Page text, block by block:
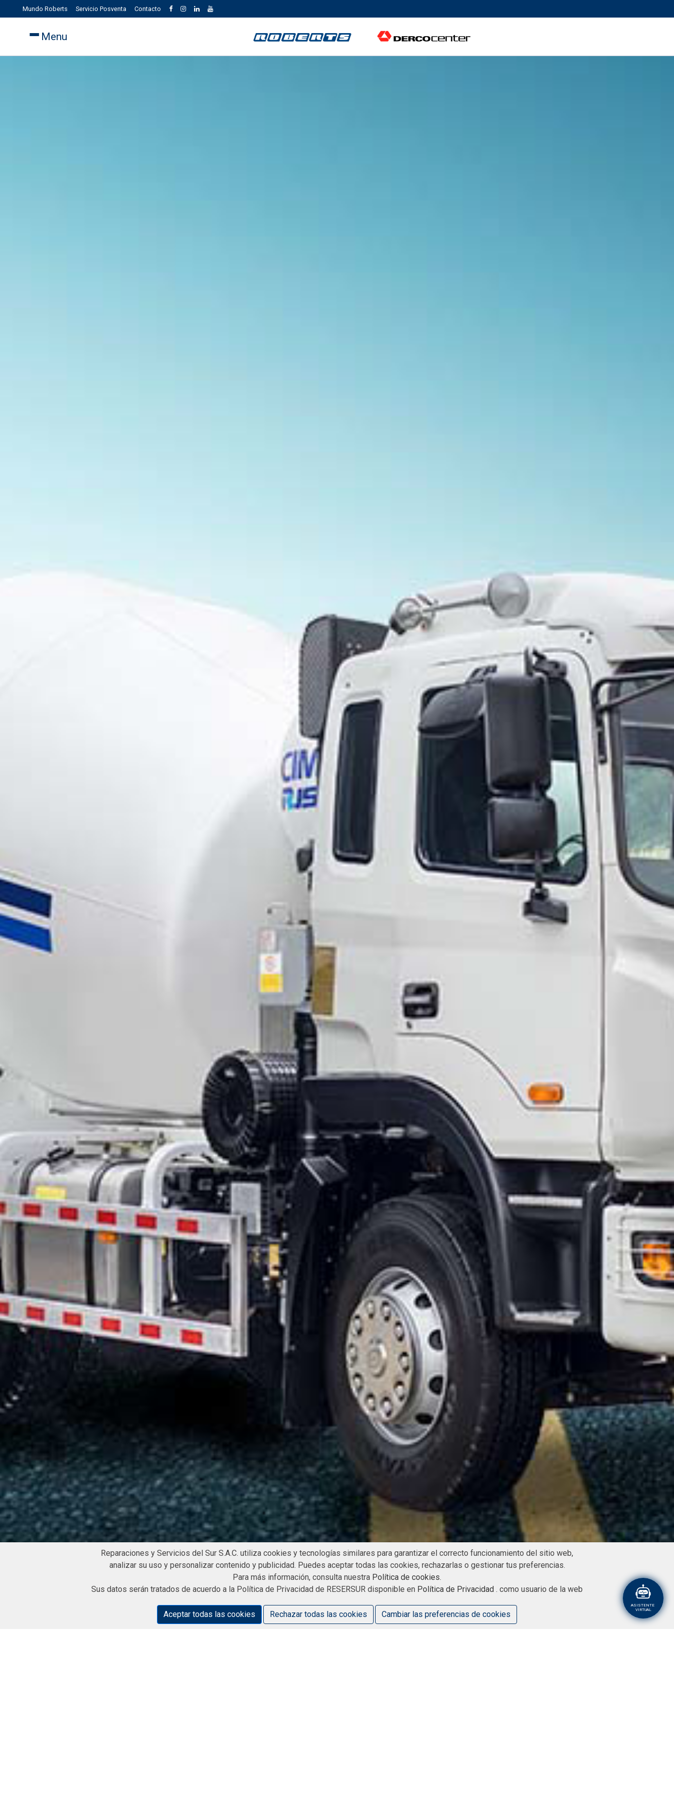
Mundo Roberts Servicio Posventa Contacto
Menu
MIXER - 9M³
FICHA TECNICA COTIZAR
ASISTENTE
VIRTUAL
Reparaciones y Servicios del Sur S.A.C. utiliza cookies y tecnologías similares para garantizar el correcto funcionamiento del sitio web,
analizar su uso y personalizar contenido y publicidad. Puedes aceptar todas las cookies, rechazarlas o gestionar tus preferencias.
Para más información, consulta nuestra Política de cookies.
Sus datos serán tratados de acuerdo a la Política de Privacidad de RESERSUR disponible en Política de Privacidad . como usuario de la web
Aceptar todas las cookies Rechazar todas las cookies Cambiar las preferencias de cookies